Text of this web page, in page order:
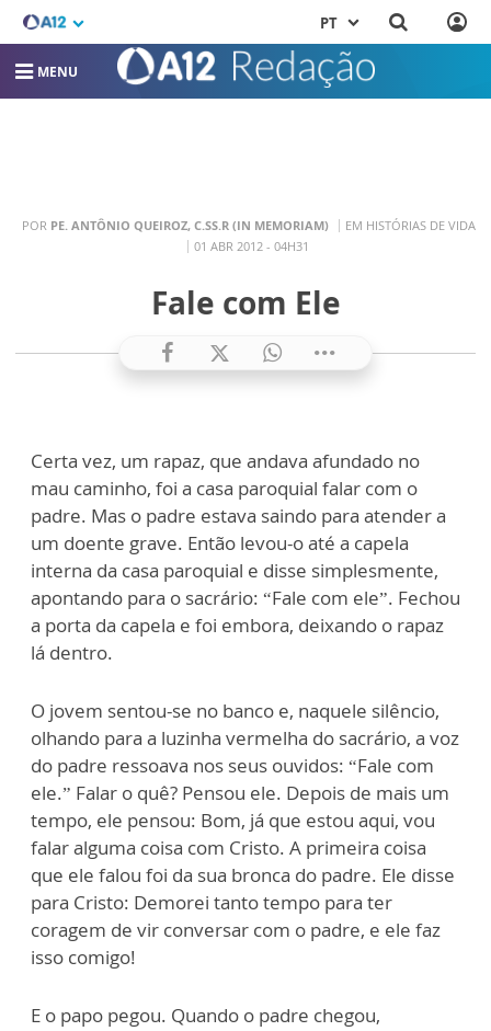
PT
MENU
POR PE. ANTÔNIO QUEIROZ, C.SS.R (IN MEMORIAM)
EM HISTÓRIAS DE VIDA
01 ABR 2012 - 04H31
Fale com Ele
Certa vez, um rapaz, que andava afundado no
mau caminho, foi a casa paroquial falar com o
padre. Mas o padre estava saindo para atender a
um doente grave. Então levou-o até a capela
interna da casa paroquial e disse simplesmente,
apontando para o sacrário: “Fale com ele”. Fechou
a porta da capela e foi embora, deixando o rapaz
lá dentro.
O jovem sentou-se no banco e, naquele silêncio,
olhando para a luzinha vermelha do sacrário, a voz
do padre ressoava nos seus ouvidos: “Fale com
ele.” Falar o quê? Pensou ele. Depois de mais um
tempo, ele pensou: Bom, já que estou aqui, vou
falar alguma coisa com Cristo. A primeira coisa
que ele falou foi da sua bronca do padre. Ele disse
para Cristo: Demorei tanto tempo para ter
coragem de vir conversar com o padre, e ele faz
isso comigo!
E o papo pegou. Quando o padre chegou,